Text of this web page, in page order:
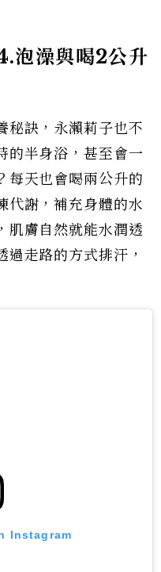
泡澡與喝2公升
秘訣，永瀨莉子也不
的半身浴，甚至會一
每天也會喝兩公升的
代謝，補充身體的水
肌膚自然就能水潤透
走路的方式排汗，
Instagram